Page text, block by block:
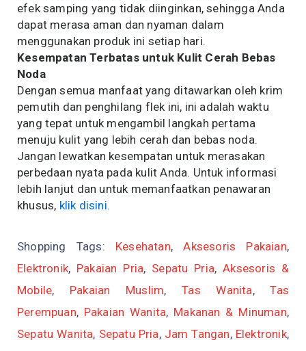
efek samping yang tidak diinginkan, sehingga Anda
dapat merasa aman dan nyaman dalam
menggunakan produk ini setiap hari.
Kesempatan Terbatas untuk Kulit Cerah Bebas
Noda
Dengan semua manfaat yang ditawarkan oleh krim
pemutih dan penghilang flek ini, ini adalah waktu
yang tepat untuk mengambil langkah pertama
menuju kulit yang lebih cerah dan bebas noda.
Jangan lewatkan kesempatan untuk merasakan
perbedaan nyata pada kulit Anda. Untuk informasi
lebih lanjut dan untuk memanfaatkan penawaran
khusus, klik disini.
Shopping Tags: Kesehatan,Aksesoris Pakaian,
Elektronik, Pakaian Pria, Sepatu Pria,Aksesoris &
Mobile, Pakaian Muslim,Tas Wanita,Tas
Perempuan, Pakaian Wanita, Makanan & Minuman,
Sepatu Wanita, Sepatu Pria, Jam Tangan, Elektronik,